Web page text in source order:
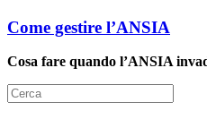
Come gestire l’ANSIA
Cosa fare quando l’ANSIA